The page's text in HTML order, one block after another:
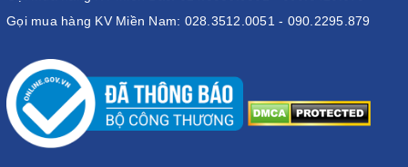
Gọi mua hàng KV Miền Nam: 028.3512.0051 - 090.2295.879